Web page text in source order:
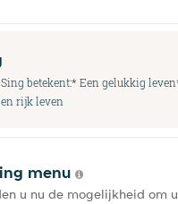
betekent:* Een gelukkig
rijk leven
menu
u nu de mogelijkheid om